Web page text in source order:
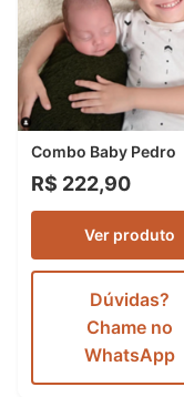
Combo Baby Pedro
R$ 222,90
Ver produto
Dúvidas?
Chame no
WhatsApp